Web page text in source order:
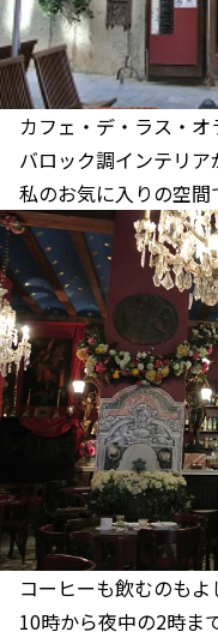
カフェ・デ・ラス・
バロック調インテリア
私のお気に入りの空間
コーヒーも飲むのも
10時から夜中の2時ま